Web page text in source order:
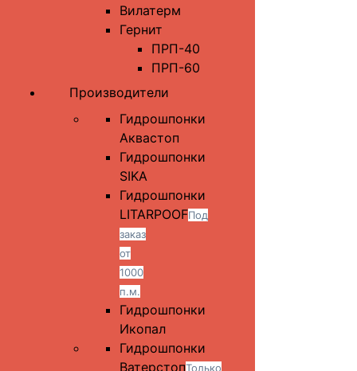
Вилатерм
Гернит
ПРП-40
ПРП-60
Производители
Гидрошпонки
Аквастоп
Гидрошпонки
SIKA
Гидрошпонки
LITARPOOFПод
заказ
от
1000
п.м.
Гидрошпонки
Икопал
Гидрошпонки
ВатерстопТолько